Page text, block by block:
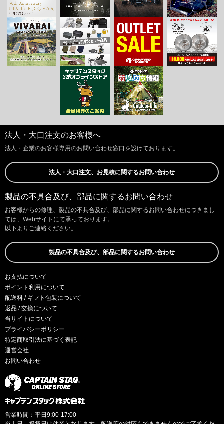
法人・大口注文のお客様へ
法人・企業のお客様専用のお問い合わせ窓口を設けております。
法人・大口注文、お見積に関するお問い合わせ
製品の不具合及び、部品に関するお問い合わせ
お客様からの修理、製品の不具合及び、部品に関するお問い合わせにつきまし
ては、Webサイトにて承っております。
以下よりご連絡ください。
製品の不具合及び、部品に関するお問い合わせ
お支払について
ポイント利用について
配送料 / ギフト包装について
返品 / 交換について
当サイトについて
プライバシーポリシー
特定商取引法に基づく表記
運営会社
お問い合わせ
営業時間：平日9:00-17:00